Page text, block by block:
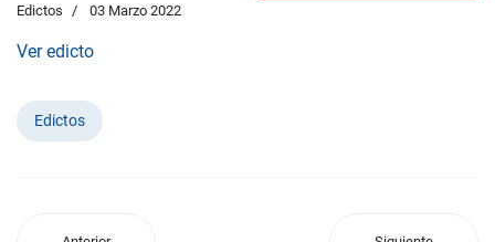
Edictos 03 Marzo 2022
Ver edicto
Edictos